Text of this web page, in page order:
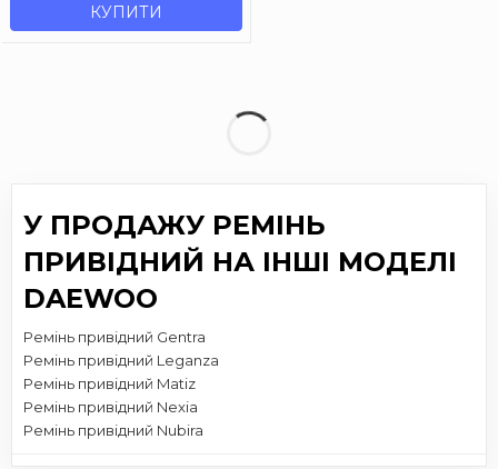
КУПИТИ
У ПРОДАЖУ РЕМІНЬ
ПРИВІДНИЙ НА ІНШІ МОДЕЛІ
DAEWOO
Ремінь привідний Gentra
Ремінь привідний Leganza
Ремінь привідний Matiz
Ремінь привідний Nexia
Ремінь привідний Nubira